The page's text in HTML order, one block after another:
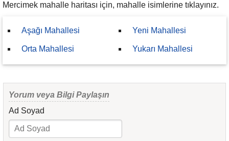
Mercimek mahalle haritası için, mahalle isimlerine tıklayınız.
Aşağı Mahallesi
Orta Mahallesi
Yeni Mahallesi
Yukarı Mahallesi
Yorum veya Bilgi Paylaşın
Ad Soyad